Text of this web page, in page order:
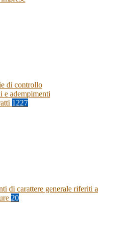
di controllo
e adempimenti
1227
di carattere generale riferiti a
20